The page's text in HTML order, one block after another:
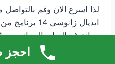
لذا اسرع الان وقم
ايديال زانوسى
خدمات الصيانة الدورية التى
احجز